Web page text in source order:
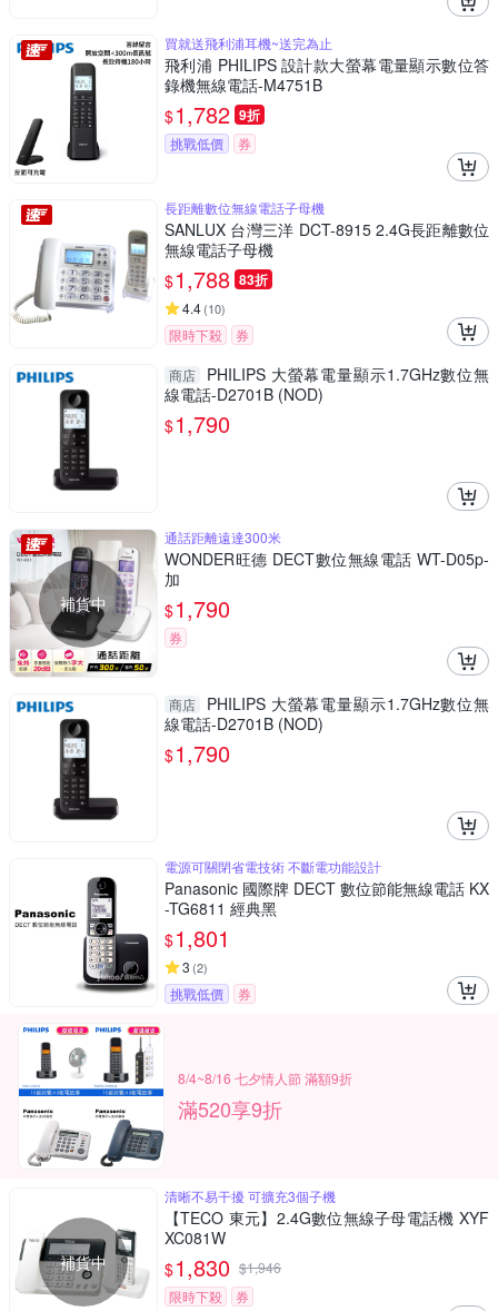
買就送飛利浦耳機~送完為止
飛利浦 PHILIPS 設計款大螢幕電量顯示數位答
錄機無線電話-M4751B
$1,782 9折
挑戰低價 券
長距離數位無線電話子母機
SANLUX 台灣三洋 DCT-8915 2.4G長距離數位
無線電話子母機
$1,788 83折
4.4(10)
限時下殺 券
商店
PHILIPS 大螢幕電量顯示1.7GHz數位無
線電話-D2701B (NOD)
$1,790
補貨中
通話距離遠達300米
WONDER旺德 DECT數位無線電話 WT-D05p-
加
$1,790
券
商店
PHILIPS 大螢幕電量顯示1.7GHz數位無
線電話-D2701B (NOD)
$1,790
電源可關閉省電技術 不斷電功能設計
Panasonic 國際牌 DECT 數位節能無線電話 KX
-TG6811 經典黑
$1,801
3 (2)
挑戰低價 券
8/4~8/16 七夕情人節 滿額9折
滿520享9折
補貨中
清晰不易干擾 可擴充3個子機
【TECO 東元】2.4G數位無線子母電話機 XYF
XC081W
$1,830 $1,946
限時下殺
券